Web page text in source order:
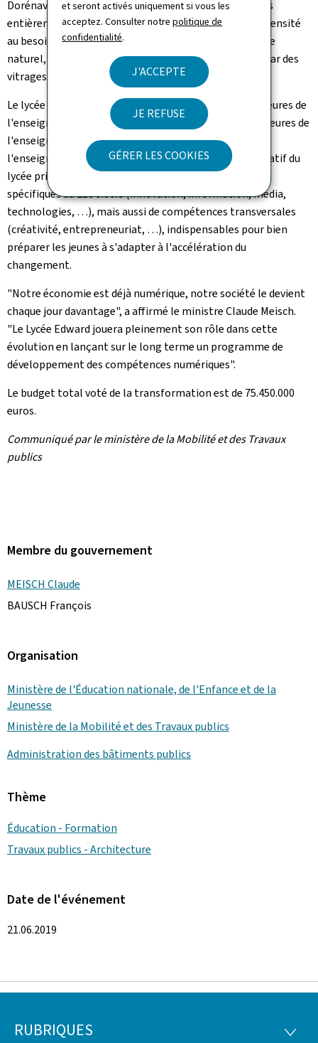
et seront activés uniquement si vous les
acceptez. Consulter notrepolitique de
confidentialité.
J'ACCEPTE
JE REFUSE
GÉRER LES COOKIES
Dorénavant les installations lumineuses sont équipées
entièrement en LED et permettent ainsi de dimer l'intensité
au besoin. Tout en profitant un maximum de l'éclairage
naturel, les élèves sont protégés de l'éblouissement par des
vitrages spécialisés", a précisé François Bausch.
Le lycée propose offre les classes inférieures et supérieures de
l'enseignement secondaire classique, les classes inférieures de
l'enseignement secondaire général et les classes de
l'enseignement secondaire européen. Le concept éducatif du
lycée privilégie le développement des compétences
spécifiques au 21e siècle (innovation, information, média,
technologies, …), mais aussi de compétences transversales
(créativité, entrepreneuriat, …), indispensables pour bien
préparer les jeunes à s'adapter à l'accélération du
changement.
"Notre économie est déjà numérique, notre société le devient
chaque jour davantage", a affirmé le ministre Claude Meisch.
"Le Lycée Edward jouera pleinement son rôle dans cette
évolution en lançant sur le long terme un programme de
développement des compétences numériques".
Le budget total voté de la transformation est de 75.450.000
euros.
Communiqué par le ministère de la Mobilité et des Travaux
publics
Membre du gouvernement
MEISCH Claude
BAUSCH François
Organisation
Ministère de l'Éducation nationale, de l'Enfance et de la
Jeunesse
Ministère de la Mobilité et des Travaux publics
Administration des bâtiments publics
Thème
Éducation - Formation
Travaux publics - Architecture
Date de l'événement
21.06.2019
Pied
RUBRIQUES